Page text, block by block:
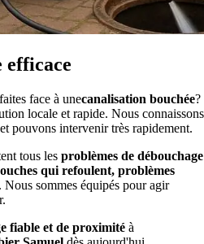
efficace
face à unecanalisation bouchée?
locale et rapide. Nous connaissons
et pouvons intervenir très rapidement.
tous les problèmes de débouchage
qui refoulent, problèmes
. Nous sommes équipés pour agir
fiable et de proximité à